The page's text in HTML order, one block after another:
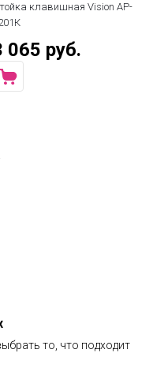
клавишная Vision AP-
065 руб.
то, что подходит